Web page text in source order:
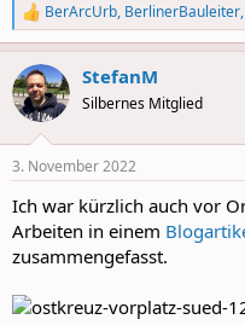
R
e
a
c
t
i
s
BerArcUrb, BerlinerBauleiter,
StefanM
Silbernes Mitglied
3. November 2022
Ich war kürzlich auch vor
Arbeiten in einem
zusammengefasst.